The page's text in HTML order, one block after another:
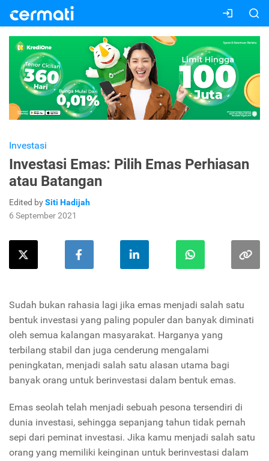
Investasi
Investasi Emas: Pilih Emas Perhiasan
atau Batangan
Edited bySiti Hadijah
6 September 2021
Sudah bukan rahasia lagi jika emas menjadi salah satu
bentuk investasi yang paling populer dan banyak diminati
oleh semua kalangan masyarakat. Harganya yang
terbilang stabil dan juga cenderung mengalami
peningkatan, menjadi salah satu alasan utama bagi
banyak orang untuk berinvestasi dalam bentuk emas.
Emas seolah telah menjadi sebuah pesona tersendiri di
dunia investasi, sehingga sepanjang tahun tidak pernah
sepi dari peminat investasi. Jika kamu menjadi salah satu
orang yang memiliki keinginan untuk berinvestasi dalam